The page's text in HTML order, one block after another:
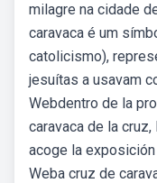
milagre na cidade
caravaca é um
catolicismo),
jesuítas a usavam
Webdentro de la
caravaca de la
acoge la
Weba cruz de